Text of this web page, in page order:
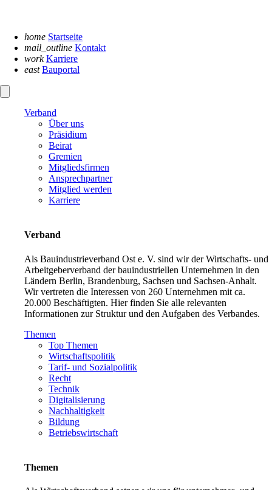
home Startseite
mail_outline Kontakt
work Karriere
east Bauportal
Verband
Über uns
Präsidium
Beirat
Gremien
Mitgliedsfirmen
Ansprechpartner
Mitglied werden
Karriere
Verband
Als Bauindustrieverband Ost e. V. sind wir der Wirtschafts- und
Arbeitgeberverband der bauindustriellen Unternehmen in den
Ländern Berlin, Brandenburg, Sachsen und Sachsen-Anhalt.
Wir vertreten die Interessen von 260 Unternehmen mit ca.
20.000 Beschäftigten. Hier finden Sie alle relevanten
Informationen zur Struktur und den Aufgaben des Verbandes.
Themen
Top Themen
Wirtschaftspolitik
Tarif- und Sozialpolitik
Recht
Technik
Digitalisierung
Nachhaltigkeit
Bildung
Betriebswirtschaft
Themen